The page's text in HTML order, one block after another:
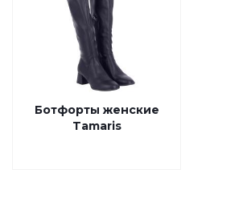
Ботфорты женские
Tamaris